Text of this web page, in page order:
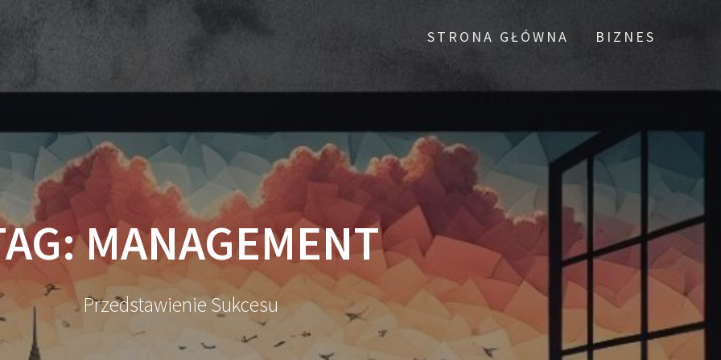
STRONA GŁÓWNA BIZNES
MANAGEMENT
Przedstawienie Sukcesu